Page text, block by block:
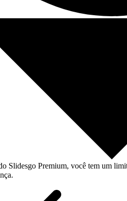
Slidesgo Premium, você tem um